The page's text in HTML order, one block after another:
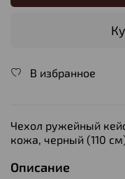
В избранное
Чехол ружейный
кожа, черный (110
Описание